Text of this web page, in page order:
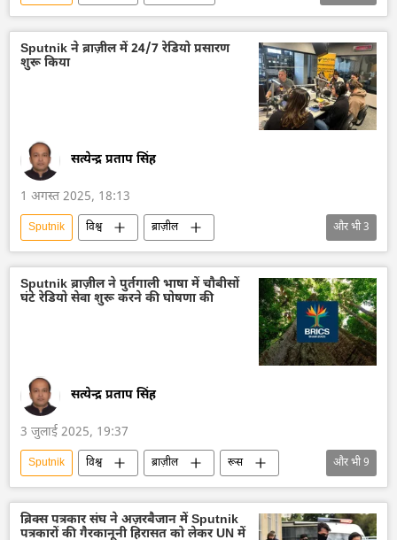
सामाजिक मीडिया
प्रतिबंध
Sputnik भारत (статика)
रूस का विकास
रूस
Sputnik ने ब्राज़ील में 24/7 रेडियो प्रसारण
शुरू किया
सत्येन्द्र प्रताप सिंह
1 अगस्त 2025, 18:13
Sputnik विश्व
ब्राज़ील
सामाजिक मीडिया
लैटिन अमेरिका रूस
और भी3
Sputnik ब्राज़ील ने पुर्तगाली भाषा में चौबीसों
घंटे रेडियो सेवा शुरू करने की घोषणा की
सत्येन्द्र प्रताप सिंह
3 जुलाई 2025, 19:37
Sputnik विश्व ब्राज़ील
रूस
सामाजिक मीडिया
बहुध्रुवीय दुनिया
ब्रिक्स
ब्रिक्स का विस्तारण
वैश्विक दक्षिण
और भी9
ब्रिक्स पत्रकार संघ ने अज़रबैजान में Sputnik
पत्रकारों की गैरकानूनी हिरासत को लेकर UN में